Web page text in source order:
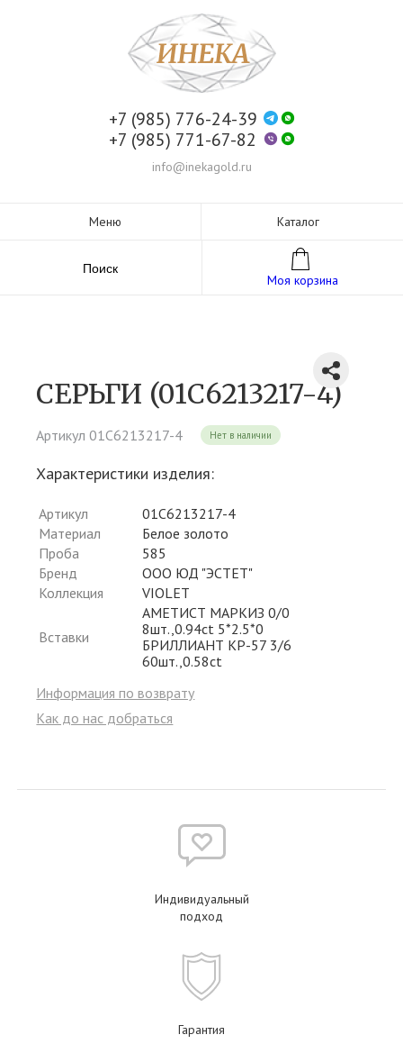
+7 (985) 776-24-39
+7 (985) 771-67-82
info@inekagold.ru
Меню Каталог
Поиск
Моя корзина
СЕРЬГИ (01С6213217-4)
Артикул 01С6213217-4 Нет в наличии
Характеристики изделия:
Артикул
01С6213217-4
Материал
Белое золото
Проба
585
Бренд
ООО ЮД "ЭСТЕТ"
Коллекция
VIOLET
Вставки
АМЕТИСТ МАРКИЗ 0/0
8шт.,0.94ct 5*2.5*0
БРИЛЛИАНТ КР-57 3/6
60шт.,0.58ct
Информация по возврату
Как до нас добраться
Индивидуальный
подход
Гарантия